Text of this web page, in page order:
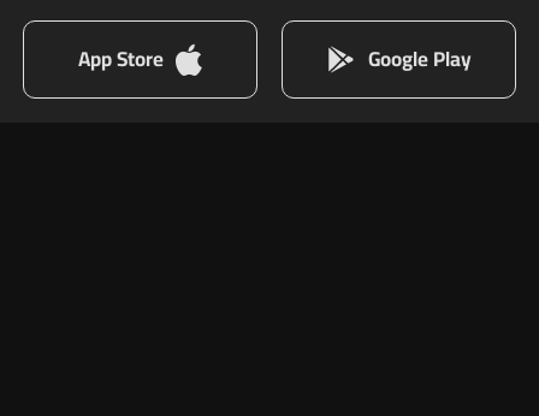
Google Play
App Store